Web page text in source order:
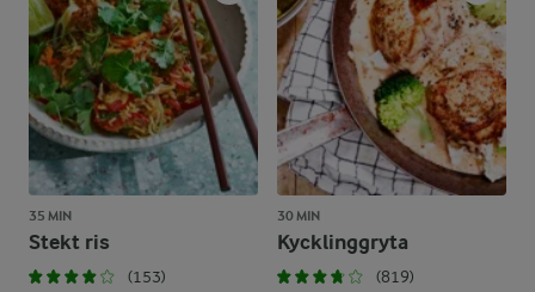
35 MIN
Stekt ris
(153)
30 MIN
Kycklinggryta
(819)